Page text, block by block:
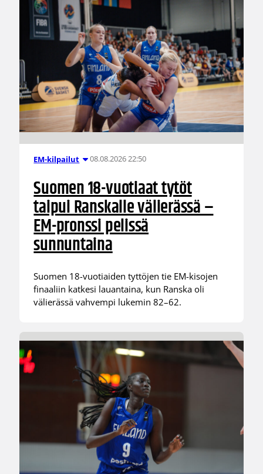
EM-kilpailut 08.08.2026 22:50
Suomen 18-vuotiaat tytöt
taipui Ranskalle välierässä –
EM-pronssi pelissä
sunnuntaina
Suomen 18-vuotiaiden tyttöjen tie EM-kisojen
finaaliin katkesi lauantaina, kun Ranska oli
välierässä vahvempi lukemin 82–62.